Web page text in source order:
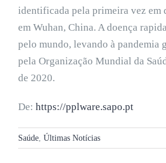
identificada pela primeira vez em
em Wuhan, China. A doença
pelo mundo, levando à pandemia
pela Organização Mundial da
de 2020.
De: https://pplware.sapo.pt
Saúde Últimas Notícias